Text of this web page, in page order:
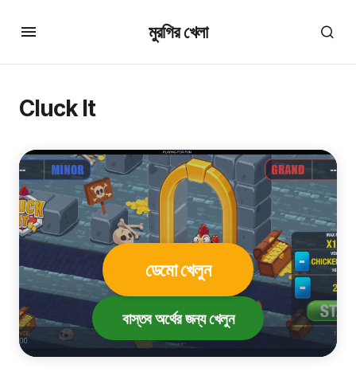
মুরগির খেলা
Cluck It
ডেমো খেলুন
বাস্তব অর্থের জন্য খেলুন